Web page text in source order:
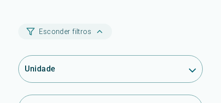
Esconder filtros
Unidade